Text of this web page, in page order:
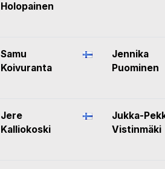
Holopainen
Samu
Koivuranta
Jennika
Puominen
Jere
Kalliokoski
Jukka-
Vistinmäki